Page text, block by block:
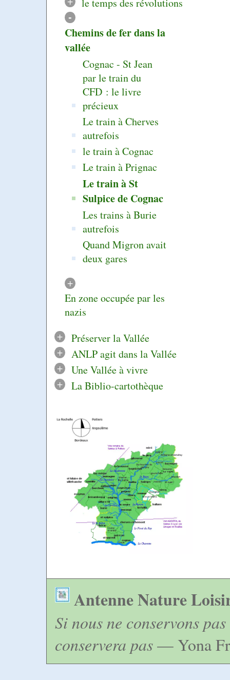
le temps des révolutions
-
Chemins de fer dans la
vallée
Cognac - St Jean
par le train du
CFD : le livre
précieux
Le train à Cherves
autrefois
le train à Cognac
Le train à Prignac
Le train à St
Sulpice de Cognac
Les trains à Burie
autrefois
Quand Migron avait
deux gares
+
En zone occupée par les
nazis
+
Préserver la Vallée
+
ANLP agit dans la Vallée
+
Une Vallée à vivre
+
La Biblio-cartothèque
Antenne Nature
Si nous ne conservons
conservera pas— Yona